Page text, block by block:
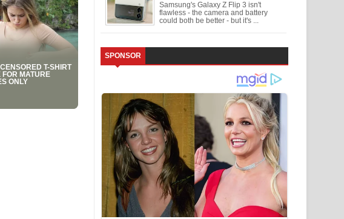
Samsung's Galaxy Z Flip 3 isn't
flawless - the camera and battery
could both be better - but it's ...
SPONSOR